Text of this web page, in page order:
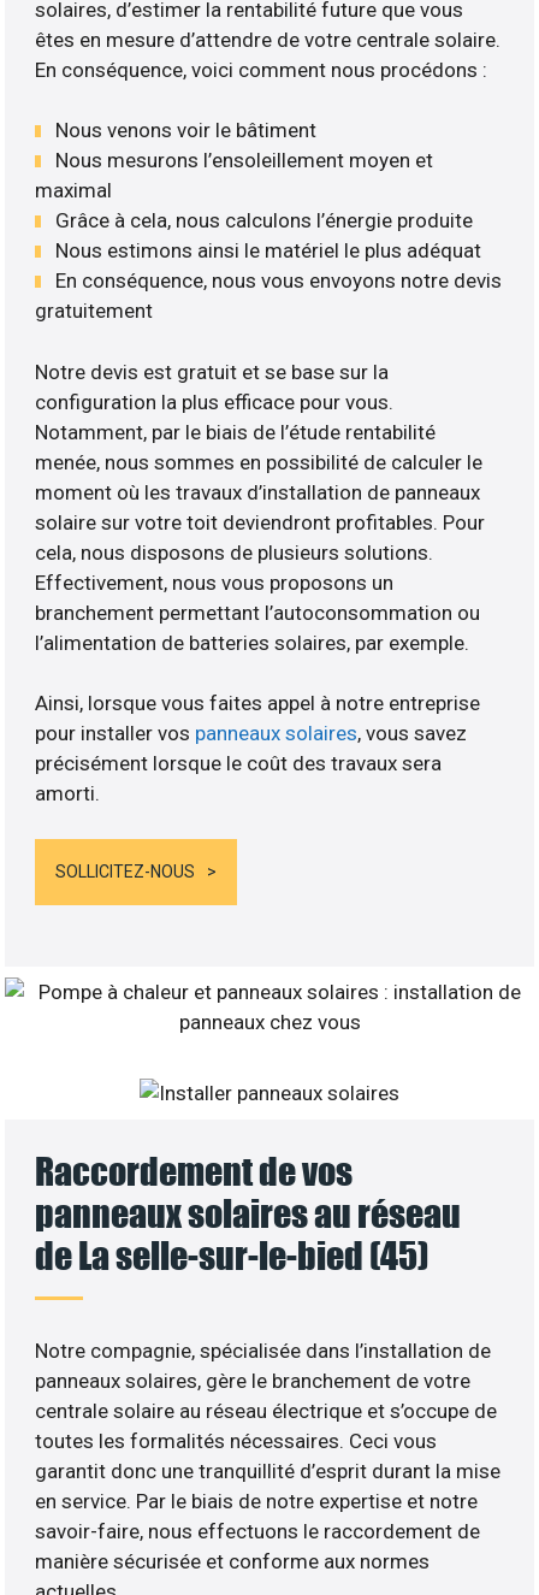
solaires, d’estimer la rentabilité future que vous
êtes en mesure d’attendre de votre centrale solaire.
En conséquence, voici comment nous procédons :
Nous venons voir le bâtiment
Nous mesurons l’ensoleillement moyen et
maximal
Grâce à cela, nous calculons l’énergie produite
Nous estimons ainsi le matériel le plus adéquat
En conséquence, nous vous envoyons notre devis
gratuitement
Notre devis est gratuit et se base sur la
configuration la plus efficace pour vous.
Notamment, par le biais de l’étude rentabilité
menée, nous sommes en possibilité de calculer le
moment où les travaux d’installation de panneaux
solaire sur votre toit deviendront profitables. Pour
cela, nous disposons de plusieurs solutions.
Effectivement, nous vous proposons un
branchement permettant l’autoconsommation ou
l’alimentation de batteries solaires, par exemple.
Ainsi, lorsque vous faites appel à notre entreprise
pour installer vos panneaux solaires, vous savez
précisément lorsque le coût des travaux sera
amorti.
SOLLICITEZ-NOUS
Raccordement de vos
panneaux solaires au réseau
de La selle-sur-le-bied (45)
Notre compagnie, spécialisée dans l’installation de
panneaux solaires, gère le branchement de votre
centrale solaire au réseau électrique et s’occupe de
toutes les formalités nécessaires. Ceci vous
garantit donc une tranquillité d’esprit durant la mise
en service. Par le biais de notre expertise et notre
savoir-faire, nous effectuons le raccordement de
manière sécurisée et conforme aux normes